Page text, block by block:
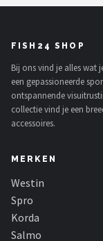
FISH24 SHOP
Bij ons vind je alles wat
een gepassioneerde
ontspannende
collectie vind je een
accessoires.
MERKEN
Westin
Spro
Korda
Salmo